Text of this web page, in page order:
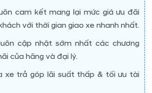
cam kết mang lại mức giá ưu đãi
với thời gian giao xe nhanh nhất.
cập nhật sớm nhất các chương
của hãng và đại lý.
xe trả góp lãi suất thấp & tối ưu tài